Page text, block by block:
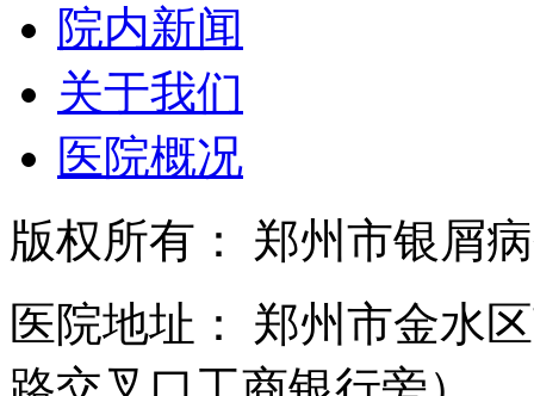
院内新闻
关于我们
医院概况
版权所有： 郑州市银屑
医院地址： 郑州市金水